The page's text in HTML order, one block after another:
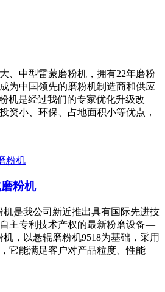
、中型雷蒙磨粉机，拥有22年磨粉
为中国领先的磨粉机制造商和供应
机是经过我们的专家优化升级改
资小、环保、占地面积小等优点，
粉机
是我公司新近推出具有国际先进技
主专利技术产权的最新粉磨设备—
，以悬辊磨粉机9518为基础，采用
它能满足客户对产品粒度、性能